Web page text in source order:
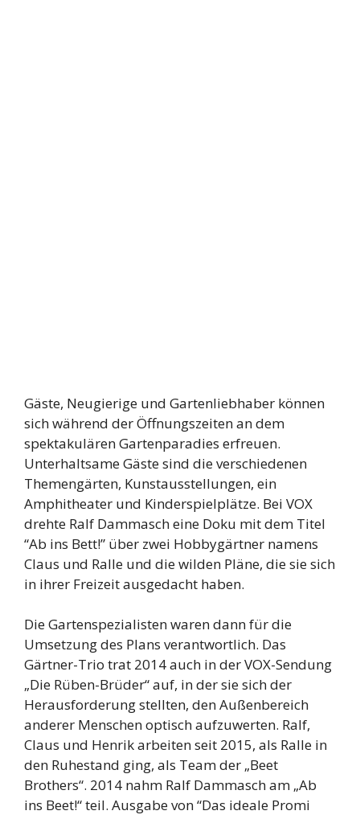
Gäste, Neugierige und Gartenliebhaber können
sich während der Öffnungszeiten an dem
spektakulären Gartenparadies erfreuen.
Unterhaltsame Gäste sind die verschiedenen
Themengärten, Kunstausstellungen, ein
Amphitheater und Kinderspielplätze. Bei VOX
drehte Ralf Dammasch eine Doku mit dem Titel
“Ab ins Bett!” über zwei Hobbygärtner namens
Claus und Ralle und die wilden Pläne, die sie sich
in ihrer Freizeit ausgedacht haben.
Die Gartenspezialisten waren dann für die
Umsetzung des Plans verantwortlich. Das
Gärtner-Trio trat 2014 auch in der VOX-Sendung
„Die Rüben-Brüder“ auf, in der sie sich der
Herausforderung stellten, den Außenbereich
anderer Menschen optisch aufzuwerten. Ralf,
Claus und Henrik arbeiten seit 2015, als Ralle in
den Ruhestand ging, als Team der „Beet
Brothers“. 2014 nahm Ralf Dammasch am „Ab
ins Beet!“ teil. Ausgabe von “Das ideale Promi